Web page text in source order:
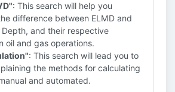
: This search will help you
difference between ELMD and
Depth, and their respective
oil and gas operations.
: This search will lead you to
the methods for calculating
and automated.